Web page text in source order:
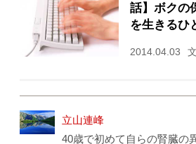
話】ボクの
を生きるひ
2014.04.03
立山連峰
40歳で初めて自らの腎臓の